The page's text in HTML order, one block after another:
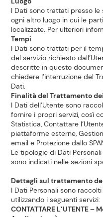
I Dati sono trattati presso
ogni altro luogo in cui le
localizzate. Per ulteriori
Tempi
I Dati sono trattati per il
del servizio richiesto
descritte in questo
chiedere l’interruzione del
Dati.
Finalità del Trattamento
I Dati dell’Utente sono
fornire i propri servizi, così
Statistica, Contattare
piattaforme esterne,
email e Protezione dallo
Le tipologie di Dati
sono indicati nelle sezioni
Dettagli sul trattamento
I Dati Personali sono
utilizzando i seguenti servizi:
CONTATTARE L’UTENTE